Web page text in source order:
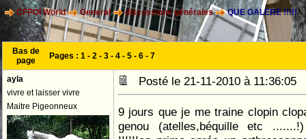
CFPOI World General discussions générales QUE GALERE !!!!!
Bas de
page
Pages : 1 - 2 - 3 - 4 - 5 - 6 - 7
ayla
vivre et laisser vivre
Maitre Pigeonneux
Posté le 21-11-2010 à 11:36:05
9 jours que je me traine clopin
genou (atelles,béquille etc